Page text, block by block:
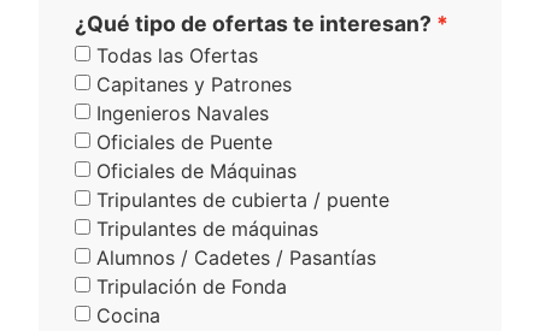
¿Qué tipo de ofertas te interesan?
Todas las Ofertas
Capitanes y Patrones
Ingenieros Navales
Oficiales de Puente
Oficiales de Máquinas
Tripulantes de cubierta / puente
Tripulantes de máquinas
Alumnos / Cadetes / Pasantías
Tripulación de Fonda
Cocina